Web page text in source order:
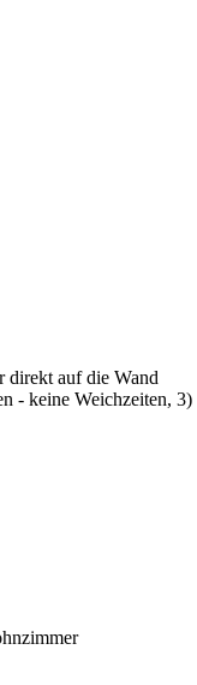
direkt auf die Wand
- keine Weichzeiten, 3)